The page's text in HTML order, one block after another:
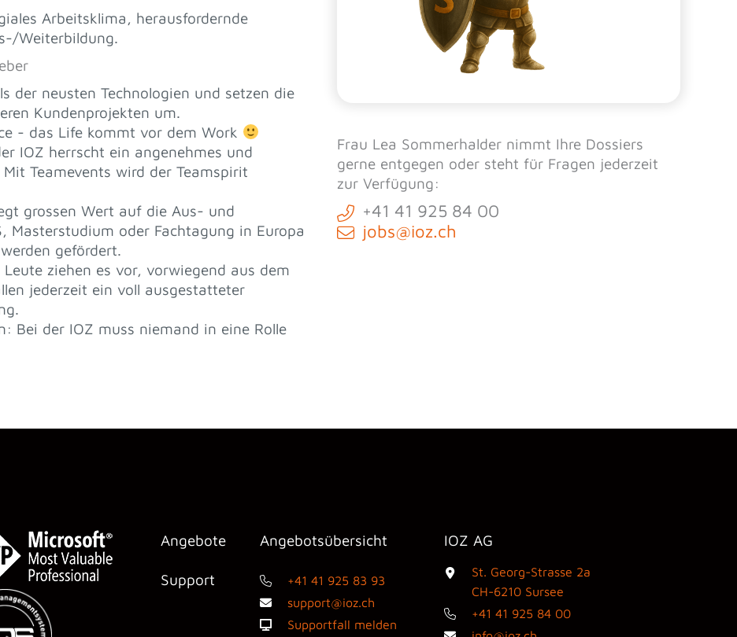
Arbeitsklima, herausfordernde
Weiterbildung.
der neusten Technologien und setzen die
Kundenprojekten um.
- das Life kommt vor dem Work
IOZ herrscht ein angenehmes und
Teamevents wird der Teamspirit
grossen Wert auf die Aus- und
Masterstudium oder Fachtagung in Europa
gefördert.
ziehen es vor, vorwiegend aus dem
jederzeit ein voll ausgestatteter
Bei der IOZ muss niemand in eine Rolle
Frau Lea Sommerhalder nimmt Ihre Dossiers
gerne entgegen oder steht für Fragen jederzeit
zur Verfügung:
+41 41 925 84 00
jobs@ioz.ch
Angebote Angebotsübersicht
Support
+41 41 925 83 93
support@ioz.ch
Supportfall melden
IOZ AG
St. Georg-Strasse 2a
CH-6210 Sursee
+41 41 925 84 00